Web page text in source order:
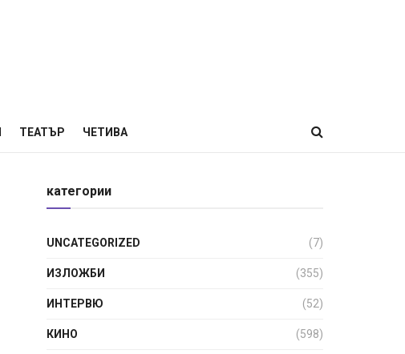
ТЕАТЪР ЧЕТИВА
категории
UNCATEGORIZED (7)
ИЗЛОЖБИ (355)
ИНТЕРВЮ (52)
КИНО (598)